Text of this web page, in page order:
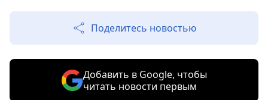
Поделитесь новостью
Добавить в Google, чтобы
читать новости первым